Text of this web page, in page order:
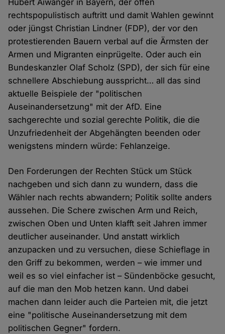
Hubert Aiwanger in Bayern, der offen
rechtspopulistisch auftritt und damit Wahlen gewinnt
oder jüngst Christian Lindner (FDP), der vor den
protestierenden Bauern verbal auf die Ärmsten der
Armen und Migranten einprügelte. Oder auch ein
Bundeskanzler Olaf Scholz (SPD), der sich für eine
schnellere Abschiebung ausspricht… all das sind
aktuelle Beispiele der "politischen
Auseinandersetzung" mit der AfD. Eine
sachgerechte und sozial gerechte Politik, die die
Unzufriedenheit der Abgehängten beenden oder
wenigstens mindern würde: Fehlanzeige.
Den Forderungen der Rechten Stück um Stück
nachgeben und sich dann zu wundern, dass die
Wähler nach rechts abwandern; Politik sollte anders
aussehen. Die Schere zwischen Arm und Reich,
zwischen Oben und Unten klafft seit Jahren immer
deutlicher auseinander. Und anstatt wirklich
anzupacken und zu versuchen, diese Schieflage in
den Griff zu bekommen, werden – wie immer und
weil es so viel einfacher ist – Sündenböcke gesucht,
auf die man den Mob hetzen kann. Und dabei
machen dann leider auch die Parteien mit, die jetzt
eine "politische Auseinandersetzung mit dem
politischen Gegner" fordern.